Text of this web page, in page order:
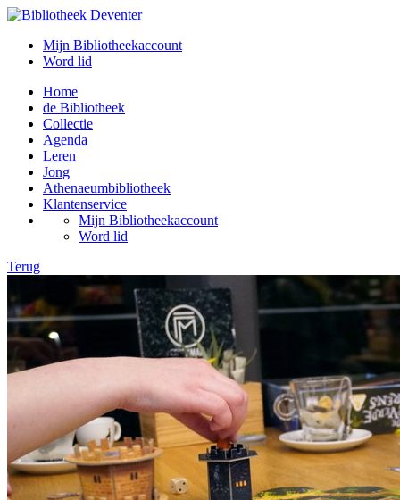
Mijn Bibliotheekaccount
Word lid
Home
de Bibliotheek
Collectie
Agenda
Leren
Jong
Athenaeumbibliotheek
Klantenservice
Mijn Bibliotheekaccount
Word lid
Terug